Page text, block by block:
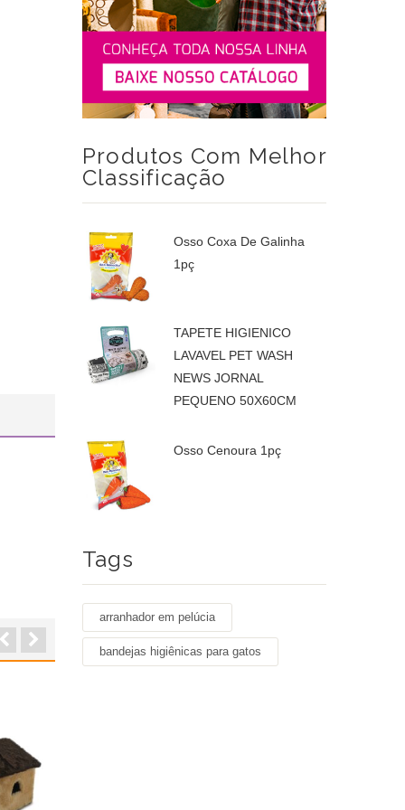
Produtos Com Melhor
Classificação
Osso Coxa De Galinha
1pç
TAPETE HIGIENICO
LAVAVEL PET WASH
NEWS JORNAL
PEQUENO 50X60CM
Osso Cenoura 1pç
Tags
arranhador em pelúcia
bandejas higiênicas para gatos